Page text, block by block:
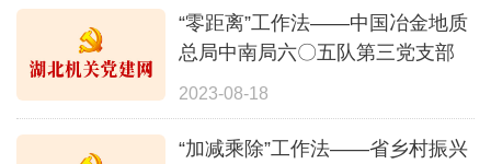
“零距离”工作法——中国冶金地质
总局中南局六〇五队第三党支部
2023-08-18
“加减乘除”工作法——省乡村振兴